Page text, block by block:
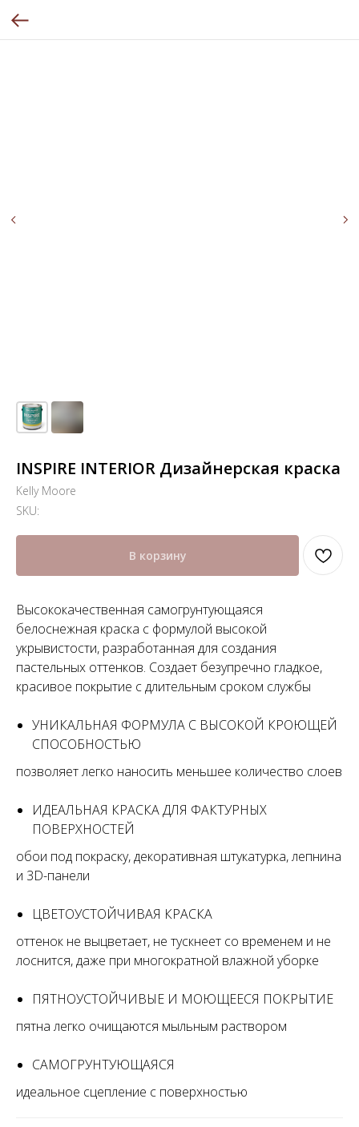
INSPIRE INTERIOR Дизайнерская краска
Kelly Moore
SKU:
В корзину
Высококачественная самогрунтующаяся
белоснежная краска с формулой высокой
укрывистости, разработанная для создания
пастельных оттенков. Создает безупречно гладкое,
красивое покрытие с длительным сроком службы
УНИКАЛЬНАЯ ФОРМУЛА С ВЫСОКОЙ КРОЮЩЕЙ
СПОСОБНОСТЬЮ
позволяет легко наносить меньшее количество слоев
ИДЕАЛЬНАЯ КРАСКА ДЛЯ ФАКТУРНЫХ
ПОВЕРХНОСТЕЙ
обои под покраску, декоративная штукатурка, лепнина
и 3D-панели
ЦВЕТОУСТОЙЧИВАЯ КРАСКА
оттенок не выцветает, не тускнеет со временем и не
лоснится, даже при многократной влажной уборке
ПЯТНОУСТОЙЧИВЫЕ И МОЮЩЕЕСЯ ПОКРЫТИЕ
пятна легко очищаются мыльным раствором
САМОГРУНТУЮЩАЯСЯ
идеальное сцепление с поверхностью